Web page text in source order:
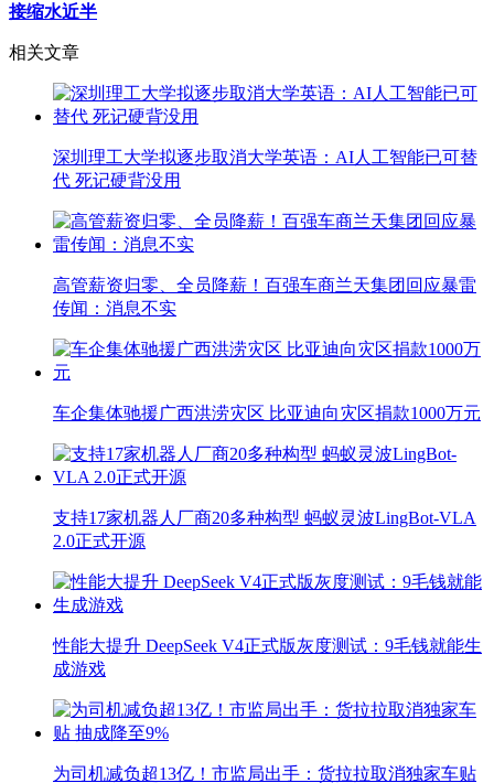
接缩水近半
相关文章
深圳理工大学拟逐步取消大学英语：AI人工智能已可替
代 死记硬背没用
高管薪资归零、全员降薪！百强车商兰天集团回应暴雷
传闻：消息不实
车企集体驰援广西洪涝灾区 比亚迪向灾区捐款1000万元
支持17家机器人厂商20多种构型 蚂蚁灵波LingBot-VLA
2.0正式开源
性能大提升 DeepSeek V4正式版灰度测试：9毛钱就能生
成游戏
为司机减负超13亿！市监局出手：货拉拉取消独家车贴